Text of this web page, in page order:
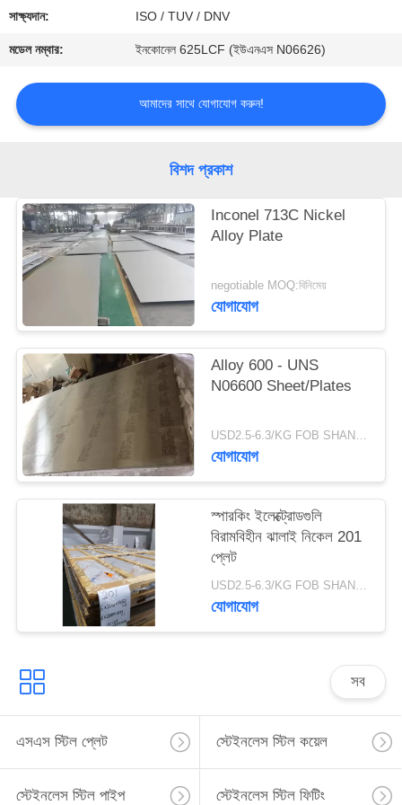
নিয়ন্ত্রণ
করুন
আবেদন
সাক্ষ্যদান: ISO / TUV / DNV
মডেল নম্বার: ইনকোনেল 625LCF (ইউএনএস N06626)
আমাদের সাথে যোগাযোগ করুন!
বিশদ প্রকাশ
Inconel 713C Nickel
Alloy Plate
negotiable MOQ:বিনিমেয়
যোগাযোগ
Alloy 600 - UNS
N06600 Sheet/Plates
USD2.5-6.3/KG FOB SHANGHAI MOQ:500kg
যোগাযোগ
স্পারকিং ইলেক্ট্রোডগুলি
বিরামবিহীন ঝালাই নিকেল 201
প্লেট
USD2.5-6.3/KG FOB SHANGHAI MOQ:500kg
যোগাযোগ
সব
এসএস স্টিল প্লেট স্টেইনলেস স্টিল কয়েল
স্টেইনলেস স্টিল পাইপ স্টেইনলেস স্টিল ফিটিং